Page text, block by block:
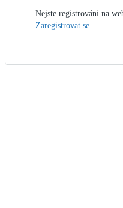
Nejste registrováni na
Zaregistrovat se